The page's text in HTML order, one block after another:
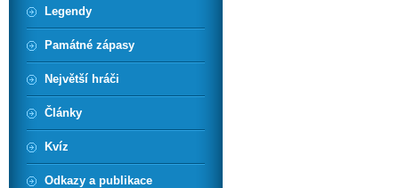
Legendy
Památné zápasy
Největší hráči
Články
Kvíz
Odkazy a publikace